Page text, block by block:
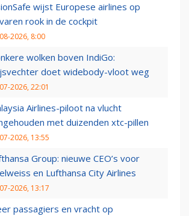
wijst Europese airlines op
rook in de cockpit
2026, 8:00
wolken boven IndiGo:
doet widebody-vloot weg
2026, 22:01
Airlines-piloot na vlucht
met duizenden xtc-pillen
2026, 13:55
Group: nieuwe CEO’s voor
en Lufthansa City Airlines
2026, 13:17
passagiers en vracht op